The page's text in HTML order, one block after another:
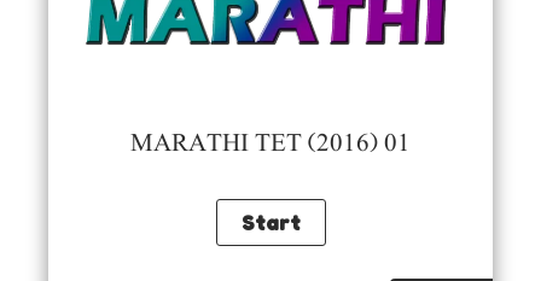
MARATHI TET (2016) 01